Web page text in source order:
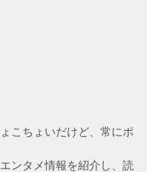
こちょいだけど、常にポ
ンタメ情報を紹介し、読